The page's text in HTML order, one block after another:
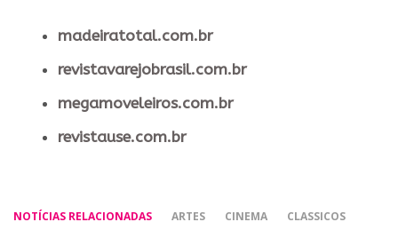
madeiratotal.com.br
revistavarejobrasil.com.br
megamoveleiros.com.br
revistause.com.br
NOTÍCIAS RELACIONADAS ARTES CINEMA
CLASSICOS